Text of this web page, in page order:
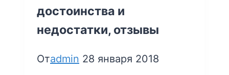
достоинства и
недостатки, отзывы
Отadmin 28 января 2018